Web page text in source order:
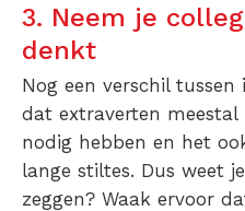
3. Neem je
denkt
Nog een verschil
dat extraverten meestal
nodig hebben en het
lange stiltes. Dus weet
zeggen? Waak ervoor